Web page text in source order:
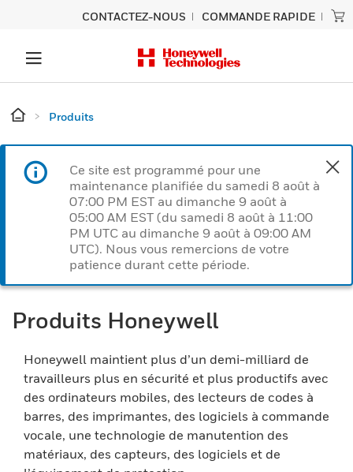
CONTACTEZ-NOUS COMMANDE RAPIDE
Produits
Ce site est programmé pour une
maintenance planifiée du samedi 8 août à
07:00 PM EST au dimanche 9 août à
05:00 AM EST (du samedi 8 août à 11:00
PM UTC au dimanche 9 août à 09:00 AM
UTC). Nous vous remercions de votre
patience durant cette période.
Produits Honeywell
Honeywell maintient plus d’un demi-milliard de
travailleurs plus en sécurité et plus productifs avec
des ordinateurs mobiles, des lecteurs de codes à
barres, des imprimantes, des logiciels à commande
vocale, une technologie de manutention des
matériaux, des capteurs, des logiciels et de